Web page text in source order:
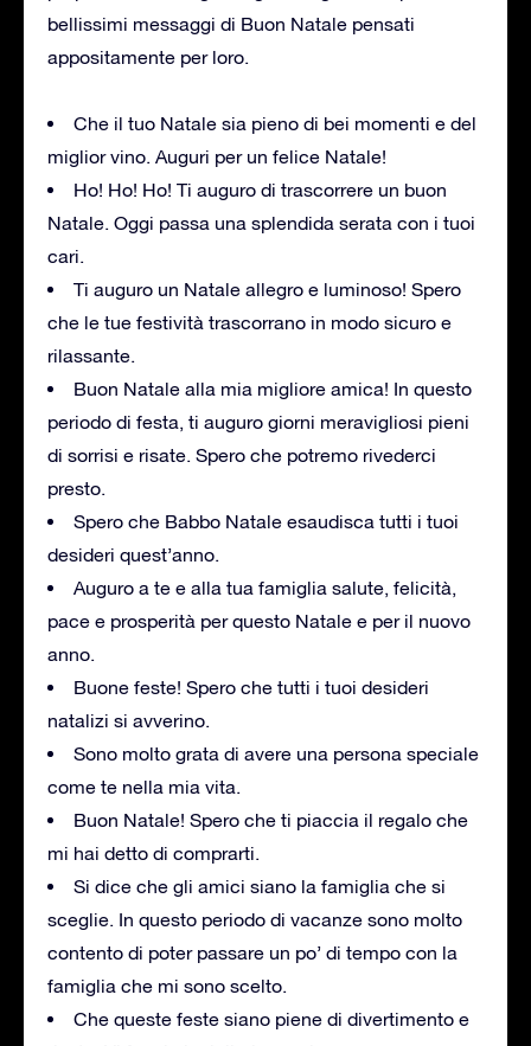
bellissimi messaggi di Buon Natale pensati
appositamente per loro.
Che il tuo Natale sia pieno di bei momenti e del
miglior vino. Auguri per un felice Natale!
Ho! Ho! Ho! Ti auguro di trascorrere un buon
Natale. Oggi passa una splendida serata con i tuoi
cari.
Ti auguro un Natale allegro e luminoso! Spero
che le tue festività trascorrano in modo sicuro e
rilassante.
Buon Natale alla mia migliore amica! In questo
periodo di festa, ti auguro giorni meravigliosi pieni
di sorrisi e risate. Spero che potremo rivederci
presto.
Spero che Babbo Natale esaudisca tutti i tuoi
desideri quest’anno.
Auguro a te e alla tua famiglia salute, felicità,
pace e prosperità per questo Natale e per il nuovo
anno.
Buone feste! Spero che tutti i tuoi desideri
natalizi si avverino.
Sono molto grata di avere una persona speciale
come te nella mia vita.
Buon Natale! Spero che ti piaccia il regalo che
mi hai detto di comprarti.
Si dice che gli amici siano la famiglia che si
sceglie. In questo periodo di vacanze sono molto
contento di poter passare un po’ di tempo con la
famiglia che mi sono scelto.
Che queste feste siano piene di divertimento e